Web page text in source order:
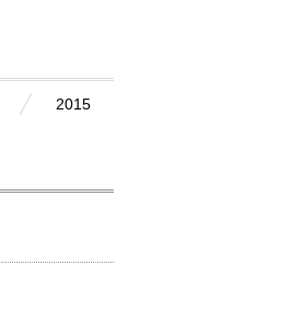
2015